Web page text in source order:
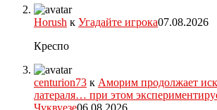
Horush к Угадайте игрока07.08.2026
Креспо
centurion73 к Аморим продолжает
латераля… при этом
Чуквуезе06.08.2026